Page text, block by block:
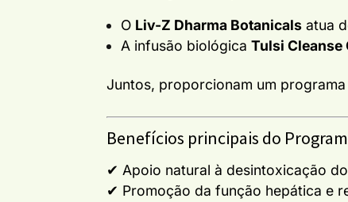
O Liv-Z Dharma Botanicals atua
A infusão biológica Tulsi Cleanse
Juntos, proporcionam um
Benefícios principais do
✔ Apoio natural à desintoxicação
✔ Promoção da função hepática e